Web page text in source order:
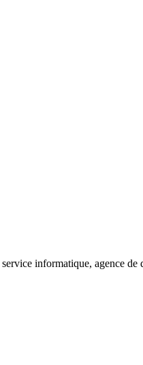
informatique, agence